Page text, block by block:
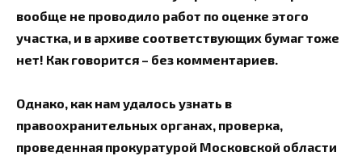
вообще не проводило работ по оценке этого
участка, и в архиве соответствующих бумаг тоже
нет! Как говорится – без комментариев.
Однако, как нам удалось узнать в
правоохранительных органах, проверка,
проведенная прокуратурой Московской области